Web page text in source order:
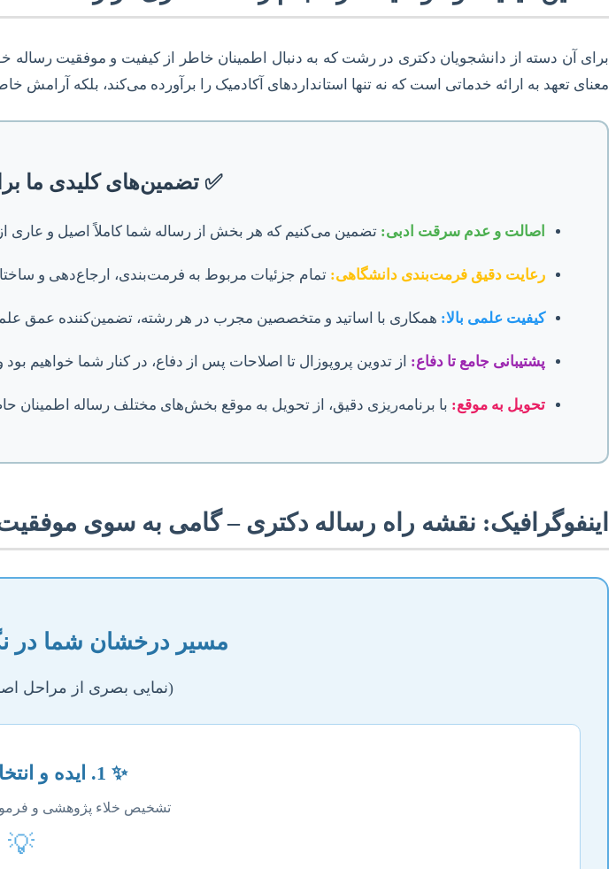
برای آن دسته از دانشجویان دکتری در رشت که به دنبال اطمینان خاطر از کیفیت و موفقیت
معنای تعهد به ارائه خدماتی است که نه تنها استانداردهای آکادمیک را برآورده می‌کند، بلکه آرامش
✅ تضمین‌های کلیدی ما
اصالت و عدم سرقت ادبی: تضمین می‌کنیم که هر بخش از رساله شما کاملاً اصیل و عاری
رعایت دقیق فرمت‌بندی دانشگاهی: تمام جزئیات مربوط به فرمت‌بندی، ارجاع‌دهی و
کیفیت علمی بالا: همکاری با اساتید و متخصصین مجرب در هر رشته، تضمین‌کننده عمق
پشتیبانی جامع تا دفاع: از تدوین پروپوزال تا اصلاحات پس از دفاع، در کنار شما خواهیم
تحویل به موقع: با برنامه‌ریزی دقیق، از تحویل به موقع بخش‌های مختلف رساله اطمینان
اینفوگرافیک: نقشه راه رساله دکتری – گامی به سوی
مسیر درخشان شما در
(نمایی بصری از مراحل
✨ 1. ایده و انتخاب موضوع
تشخیص خلاء پژوهشی و
💡